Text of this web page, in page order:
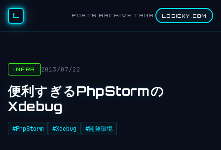
L POSTS ARCHIVE TAGS LOGICKY.COM
INFRA 2013/07/22
便利すぎるPhpStormの
Xdebug
#PhpStorm #Xdebug #開発環境